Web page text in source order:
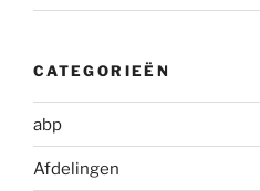
CATEGORIEËN
abp
Afdelingen